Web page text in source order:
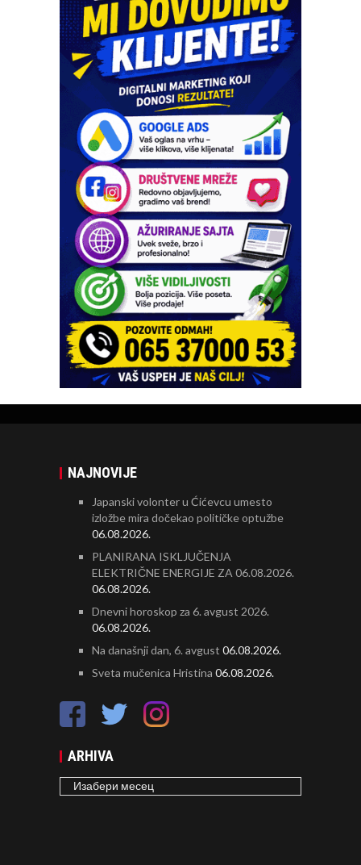
NAJNOVIJE
Japanski volonter u Ćićevcu umesto
izložbe mira dočekao političke optužbe
06.08.2026.
PLANIRANA ISKLJUČENJA
ELEKTRIČNE ENERGIJE ZA 06.08.2026.
06.08.2026.
Dnevni horoskop za 6. avgust 2026.
06.08.2026.
Na današnji dan, 6. avgust 06.08.2026.
Sveta mučenica Hristina 06.08.2026.
ARHIVA
ARHIVA